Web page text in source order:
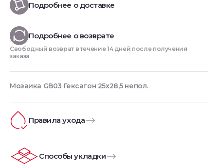
Подробнее о доставке
Подробнее о возврате
Свободный возврат в течение 14 дней после получения
заказа
Мозаика GB03 Гексагон 25x28,5 непол.
Правила ухода
Способы укладки